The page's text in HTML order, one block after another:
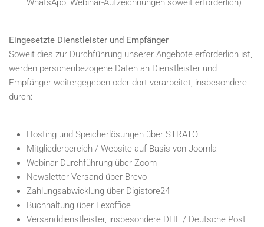
WhatsApp, Webinar-Aufzeichnungen soweit erforderlich)
Eingesetzte Dienstleister und Empfänger
Soweit dies zur Durchführung unserer Angebote erforderlich ist,
werden personenbezogene Daten an Dienstleister und
Empfänger weitergegeben oder dort verarbeitet, insbesondere
durch:
Hosting und Speicherlösungen über STRATO
Mitgliederbereich / Website auf Basis von Joomla
Webinar-Durchführung über Zoom
Newsletter-Versand über Brevo
Zahlungsabwicklung über Digistore24
Buchhaltung über Lexoffice
Versanddienstleister, insbesondere DHL / Deutsche Post